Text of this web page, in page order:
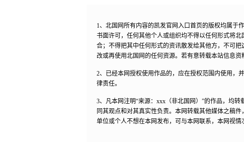
1、北国网所有内容的凯发官网入口首页的版权均属于
书面许可，任何其他个人或组织均不得以任何形式将
合；不得把其中任何形式的资讯散发给其他方，不可
改或再使用北国网的任何资源。若有意转载本站信息
2、已经本网授权使用作品的，应在授权范围内使用，
律责任。
3、凡本网注明“来源：xxx（非北国网）”的作品，均
同其观点和对其真实性负责。本网转载其他媒体之稿
单位或个人不想在本网发布，可与本网联系，本网视情